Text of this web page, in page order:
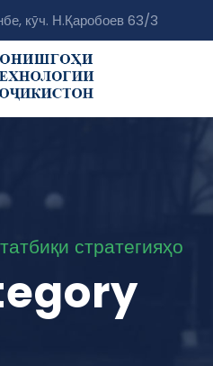
кӯч. Н.Қаробоев 63/3
стратегияҳо